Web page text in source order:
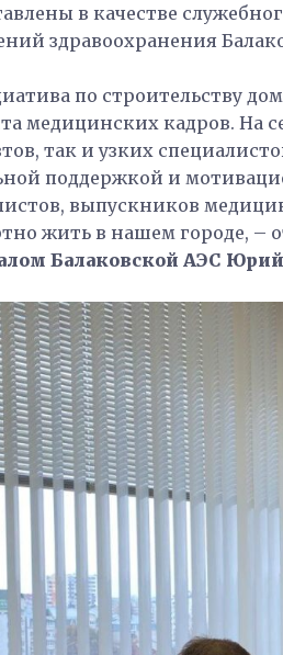
в качестве
здравоохранения
по строительству
медицинских кадров. На
так и узких
поддержкой и
выпускников
жить в нашем городе, –
Балаковской АЭС Юрий